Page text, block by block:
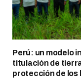
Perú: un modelo
titulación de
protección de los